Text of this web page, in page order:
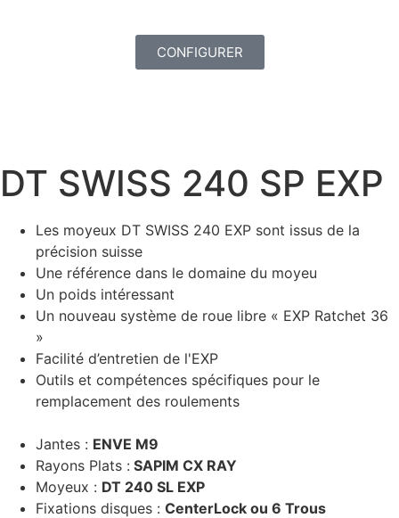
CONFIGURER
DT SWISS 240 SP EXP
Les moyeux DT SWISS 240 EXP sont issus de la
précision suisse
Une référence dans le domaine du moyeu
Un poids intéressant
Un nouveau système de roue libre « EXP Ratchet 36
»
Facilité d’entretien de l'EXP
Outils et compétences spécifiques pour le
remplacement des roulements
Jantes : ENVE M9
Rayons Plats : SAPIM CX RAY
Moyeux : DT 240 SL EXP
Fixations disques : CenterLock ou 6 Trous